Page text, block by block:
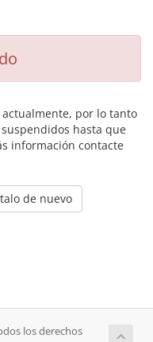
por lo tanto
hasta que
información contacte
de nuevo
los derechos